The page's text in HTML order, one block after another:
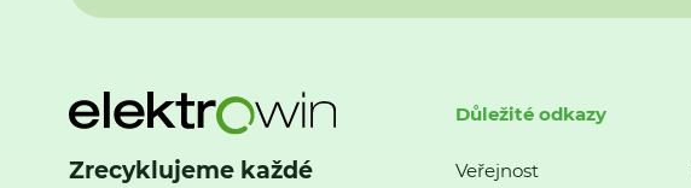
Zrecyklujeme každé
Důležité odkazy
Veřejnost